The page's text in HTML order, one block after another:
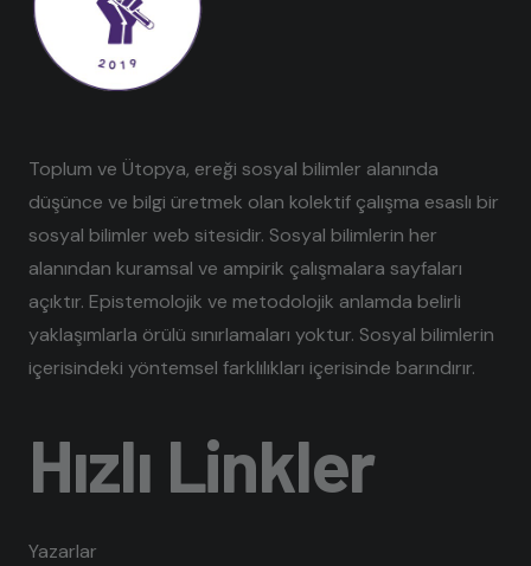
Toplum ve Ütopya, ereği sosyal bilimler alanında
düşünce ve bilgi üretmek olan kolektif çalışma esaslı bir
sosyal bilimler web sitesidir. Sosyal bilimlerin her
alanından kuramsal ve ampirik çalışmalara sayfaları
açıktır. Epistemolojik ve metodolojik anlamda belirli
yaklaşımlarla örülü sınırlamaları yoktur. Sosyal bilimlerin
içerisindeki yöntemsel farklılıkları içerisinde barındırır.
Hızlı Linkler
Yazarlar